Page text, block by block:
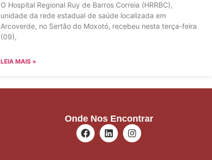
O Hospital Regional Ruy de Barros Correia (HRRBC),
unidade da rede estadual de saúde localizada em
Arcoverde, no Sertão do Moxotó, recebeu nesta terça-feira
(09),
LEIA MAIS »
Onde Nos Encontrar